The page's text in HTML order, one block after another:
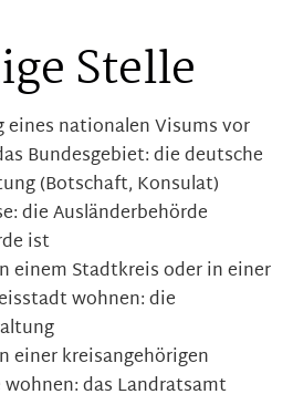
Stelle
eines nationalen Visums vor
Bundesgebiet: die deutsche
(Botschaft, Konsulat)
die Ausländerbehörde
ist
einem Stadtkreis oder in einer
wohnen: die
einer kreisangehörigen
das Landratsamt